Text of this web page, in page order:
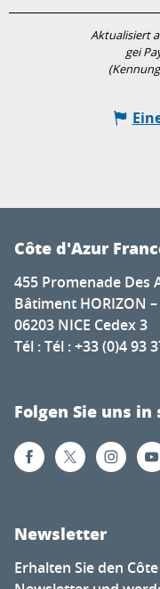
Aktualisiert
gei
Côte d'Azur
455 Promenade Des
Bâtiment HORIZON –
06203 NICE Cedex 3
Tél : Tél : +33 (0)4 93
Folgen Sie uns
Newsletter
Erhalten Sie den